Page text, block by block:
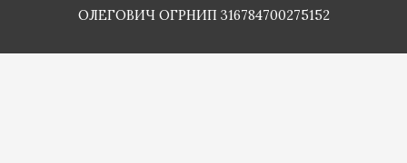
ОЛЕГОВИЧ ОГРНИП 316784700275152